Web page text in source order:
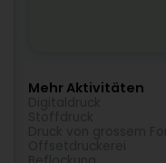
Mehr Aktivitäten